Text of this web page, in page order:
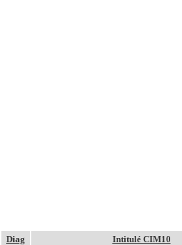
Diag Intitulé CIM10